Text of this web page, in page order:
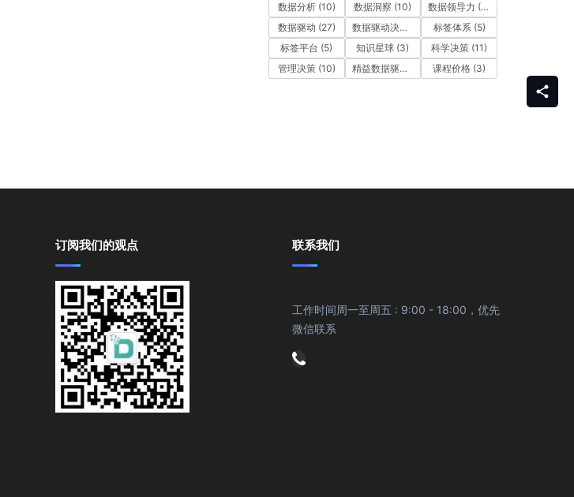
数据分析(10) 数据洞察 (10) 数据领导力 (27)
数据驱动 (27) 数据驱动决策 标签体系(5)
标签平台 (5) 知识星球 (3) 科学决策 (11)
管理决策(10) 精益数据驱动 课程价格 (3)
订阅我们的观点 联系我们
工作时间周一至周五 : 9:00 - 18:00，优先
微信联系